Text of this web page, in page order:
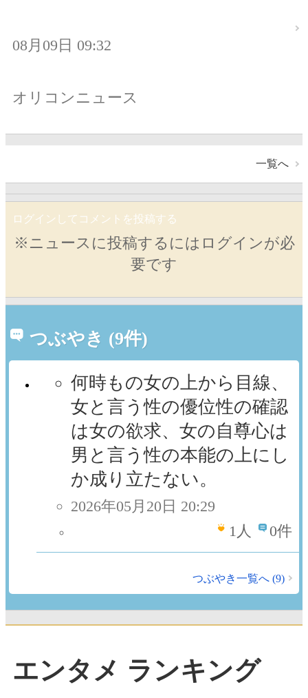
08月09日 09:32
オリコンニュース
一覧へ
ログインしてコメントを投稿する
※ニュースに投稿するにはログインが必
要です
つぶやき (9件)
何時もの女の上から目線、
女と言う性の優位性の確認
は女の欲求、女の自尊心は
男と言う性の本能の上にし
か成り立たない。
2026年05月20日 20:29
1 人 0件
つぶやき一覧へ (9)
エンタメ ランキング